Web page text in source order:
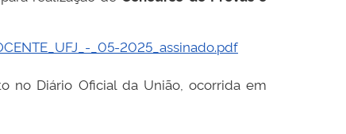
_05-2025_assinado.pdf
no Diário Oficial da União, ocorrida em